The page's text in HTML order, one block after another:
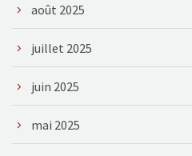
août 2025
juillet 2025
juin 2025
mai 2025